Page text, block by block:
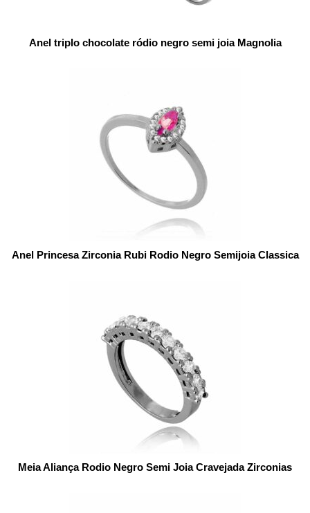
Anel triplo chocolate ródio negro semi joia Magnolia
Anel Princesa Zirconia Rubi Rodio Negro Semijoia Classica
Meia Aliança Rodio Negro Semi Joia Cravejada Zirconias